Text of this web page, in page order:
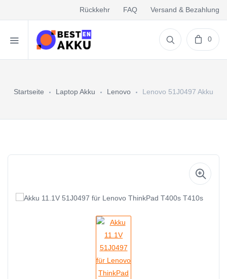
Rückkehr FAQ Versand & Bezahlung
0
Startseite Laptop Akku Lenovo Lenovo 51J0497 Akku